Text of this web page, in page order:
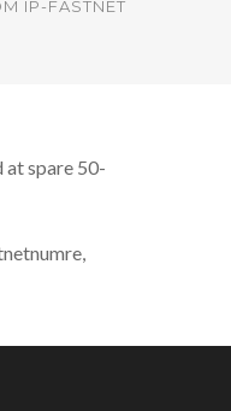
IP-FASTNET
spare 50-